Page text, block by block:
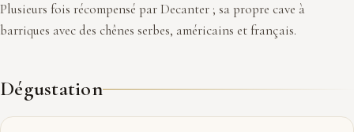
Plusieurs fois récompensé par Decanter ; sa propre cave à
barriques avec des chênes serbes, américains et français.
Dégustation